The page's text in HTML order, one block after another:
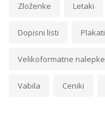
Zloženke Letaki
Dopisni listi Plakati
Velikoformatne nalepke
Vabila Ceniki